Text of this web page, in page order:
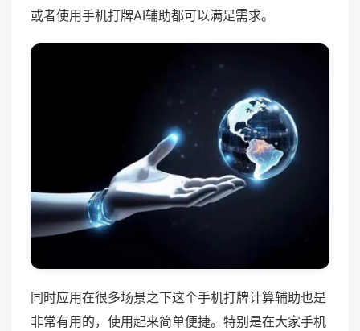
或者使用手机打牌AI辅助都可以满足需求。
同时应用在很多场景之下这个手机打牌计算辅助也是
非常有用的，使用起来简单便捷。特别是在大家手机